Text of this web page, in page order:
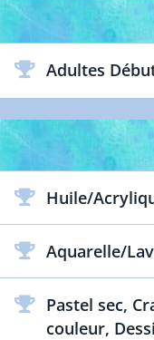
Adultes
Huile/
Aquarelle/
Pastel sec,
couleur,